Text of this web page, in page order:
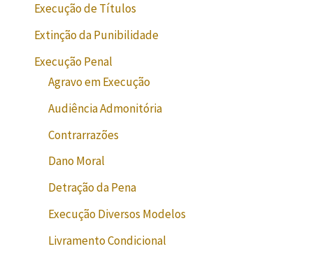
Execução de Títulos
Extinção da Punibilidade
Execução Penal
Agravo em Execução
Audiência Admonitória
Contrarrazões
Dano Moral
Detração da Pena
Execução Diversos Modelos
Livramento Condicional